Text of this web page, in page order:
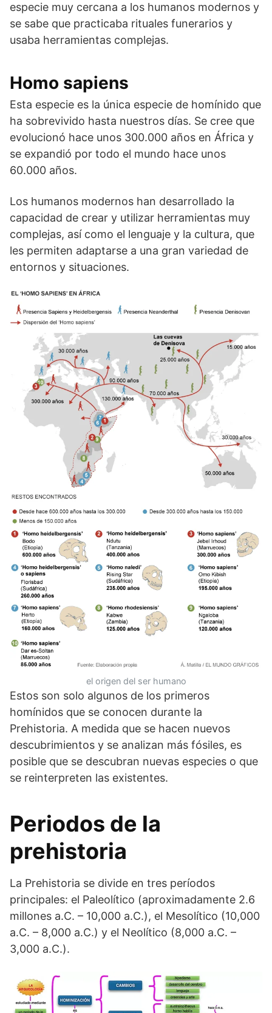
especie muy cercana a los humanos modernos y
se sabe que practicaba rituales funerarios y
usaba herramientas complejas.
Homo sapiens
Esta especie es la única especie de homínido que
ha sobrevivido hasta nuestros días. Se cree que
evolucionó hace unos 300.000 años en África y
se expandió por todo el mundo hace unos
60.000 años.
Los humanos modernos han desarrollado la
capacidad de crear y utilizar herramientas muy
complejas, así como el lenguaje y la cultura, que
les permiten adaptarse a una gran variedad de
entornos y situaciones.
el origen del ser humano
Estos son solo algunos de los primeros
homínidos que se conocen durante la
Prehistoria. A medida que se hacen nuevos
descubrimientos y se analizan más fósiles, es
posible que se descubran nuevas especies o que
se reinterpreten las existentes.
Periodos de la
prehistoria
La Prehistoria se divide en tres períodos
principales: el Paleolítico (aproximadamente 2.6
millones a.C. – 10,000 a.C.), el Mesolítico (10,000
a.C. – 8,000 a.C.) y el Neolítico (8,000 a.C. –
3,000 a.C.).